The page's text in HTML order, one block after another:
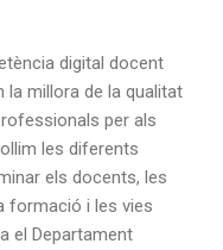
digital docent
la millora de la qualitat
per als
les diferents
els docents, les
formació i les vies
el Departament